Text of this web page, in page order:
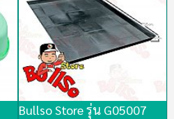
Bullso Store รุ่น G05007